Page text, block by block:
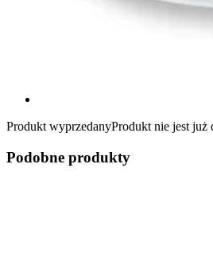
Produkt wyprzedanyProdukt nie jest już
Podobne produkty